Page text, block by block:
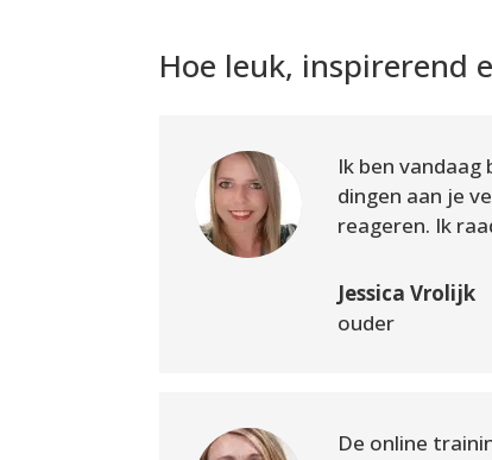
Hoe leuk, inspirerend
Ik ben
dingen aan je
reageren. Ik
Jessica Vrolijk
ouder
De online